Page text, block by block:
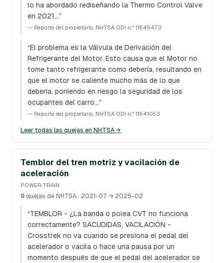
lo ha abordado rediseñando la Thermo Control Valve
en 2021…”
— Reporte del propietario, NHTSA ODI n.º 11545473
“El problema es la Válvula de Derivación del
Refrigerante del Motor. Esto causa que el Motor no
tome tanto refrigerante como debería, resultando en
que el motor se caliente mucho más de lo que
debería, poniendo en riesgo la seguridad de los
ocupantes del carro…”
— Reporte del propietario, NHTSA ODI n.º 11541053
Leer todas las quejas en NHTSA →
Temblor del tren motriz y vacilación de
aceleración
POWER TRAIN
9 quejas de NHTSA · 2021-07 → 2025-02
“TEMBLOR - ¿La banda o polea CVT no funciona
correctamente? SACUDIDAS, VACILACIÓN -
Crosstrek no va cuando se presiona el pedal del
acelerador o vacila o hace una pausa por un
momento después de que el pedal del acelerador se